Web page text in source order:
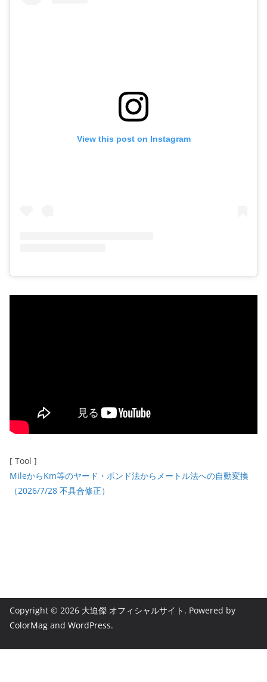
View this post on Instagram
[ Tool ]
MileからKm等のヤード・ポンド法からメートル法への自動変換
（2026/7/28 不具合修正）
Copyright © 2026 大迫傑 オフィシャルサイト . Powered by
ColorMag and WordPress.